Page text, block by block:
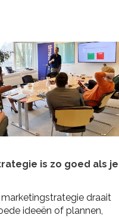
is zo goed als je
draait
ideeën of plannen,